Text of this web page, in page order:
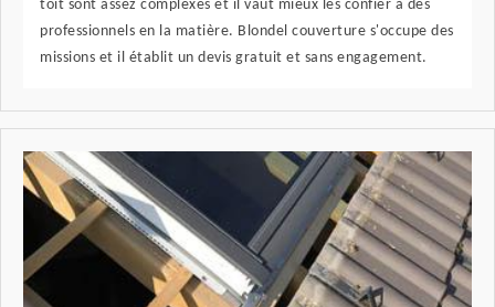
toit sont assez complexes et il vaut mieux les confier à des
professionnels en la matière. Blondel couverture s'occupe des
missions et il établit un devis gratuit et sans engagement.